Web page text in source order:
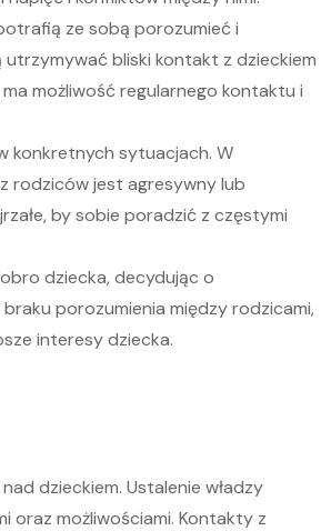
ze sobą porozumieć i
bliski kontakt z dzieckiem
możliwość regularnego kontaktu i
konkretnych sytuacjach. W
rodziców jest agresywny lub
by sobie poradzić z częstymi
dziecka, decydując o
porozumienia między rodzicami,
interesy dziecka.
dzieckiem. Ustalenie władzy
oraz możliwościami. Kontakty z